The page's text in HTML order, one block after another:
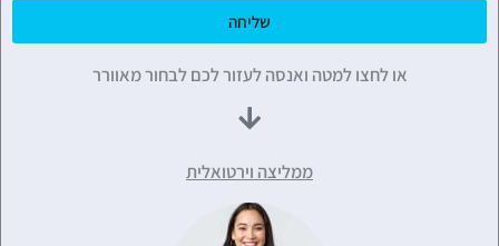
שליחה
או לחצו למטה ואנסה לעזור לכם לבחור מאוורר
ממליצה וירטואלית